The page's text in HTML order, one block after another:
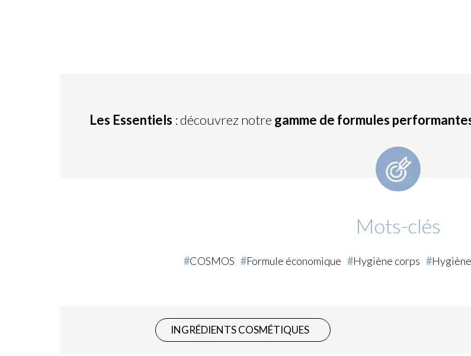
Les Essentiels : découvrez notre gamme de formules
Mots-clés
COSMOS Formule économique Hygiène corps
INGRÉDIENTS COSMÉTIQUES